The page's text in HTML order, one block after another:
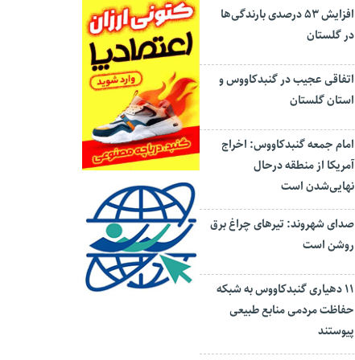
افزایش ۵۳ درصدی بارندگی‌ها
در گلستان
اتفاقی عجیب در‌ گنبدکاووس و
استان گلستان
امام جمعه گنبدکاووس: اخراج
آمریکا از منطقه درحال
نهایی‌شدن است
صدای شهروند: تیرهای چراغ برق
روشن است
۱۱ دهیاری گنبدکاووس به شبکه
حفاظت مردمی منابع طبیعی
پیوستند